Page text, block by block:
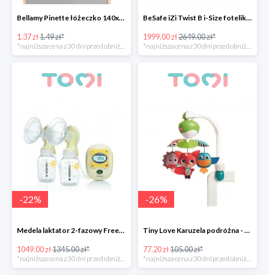
Bellamy Pinette łóżeczko 140x70
1.37 zł1.49 zł*
BeSafe iZi Twist B i-Size fotelik przekręcany 270°
1999.00 zł2649.00 zł*
-22%
Medela laktator 2-fazowy Freestyle -22%
1049.00 zł1345.00 zł*
*najniższa cena z 30 dni przed obniżką
-26%
Tiny Love Karuzela podróżna - Zabawa na łące -26%
77.20 zł105.00 zł*
*najniższa cena z 30 dni przed obniżką